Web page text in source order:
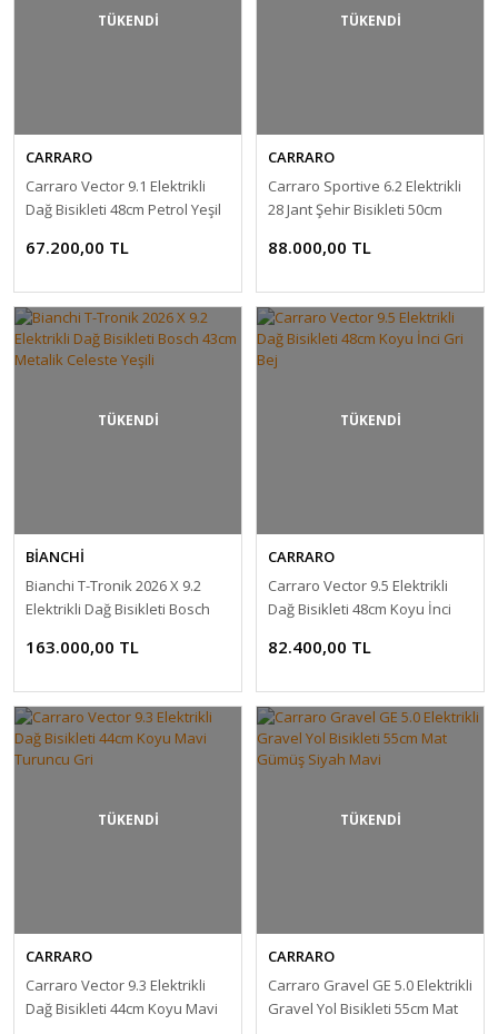
TÜKENDİ
CARRARO
Carraro Vector 9.1 Elektrikli
Dağ Bisikleti 48cm Petrol Yeşil
67.200,00 TL
TÜKENDİ
CARRARO
Carraro Sportive 6.2 Elektrikli
28 Jant Şehir Bisikleti 50cm
88.000,00 TL
TÜKENDİ
BİANCHİ
Bianchi T-Tronik 2026 X 9.2
Elektrikli Dağ Bisikleti Bosch
163.000,00 TL
TÜKENDİ
CARRARO
Carraro Vector 9.5 Elektrikli
Dağ Bisikleti 48cm Koyu İnci
82.400,00 TL
TÜKENDİ
CARRARO
Carraro Vector 9.3 Elektrikli
Dağ Bisikleti 44cm Koyu Mavi
TÜKENDİ
CARRARO
Carraro Gravel GE 5.0 Elektrikli
Gravel Yol Bisikleti 55cm Mat